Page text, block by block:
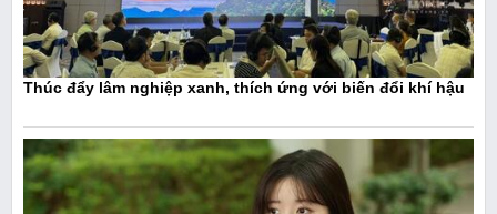
Thúc đẩy lâm nghiệp xanh, thích ứng với biến đổi khí hậu